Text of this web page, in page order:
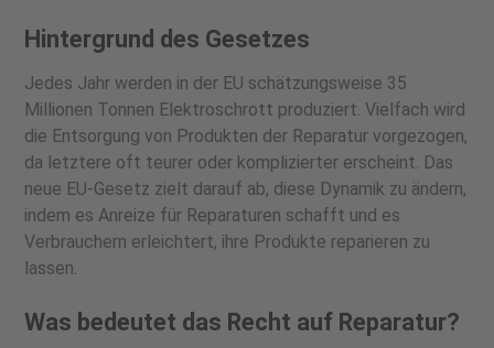
Hintergrund des Gesetzes
Jedes Jahr werden in der EU schätzungsweise 35
Millionen Tonnen Elektroschrott produziert. Vielfach wird
die Entsorgung von Produkten der Reparatur vorgezogen,
da letztere oft teurer oder komplizierter erscheint. Das
neue EU-Gesetz zielt darauf ab, diese Dynamik zu ändern,
indem es Anreize für Reparaturen schafft und es
Verbrauchern erleichtert, ihre Produkte reparieren zu
lassen.
Was bedeutet das Recht auf Reparatur?